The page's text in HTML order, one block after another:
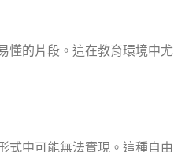
懂的片段。這在教育環境中尤
式中可能無法實現。這種自由